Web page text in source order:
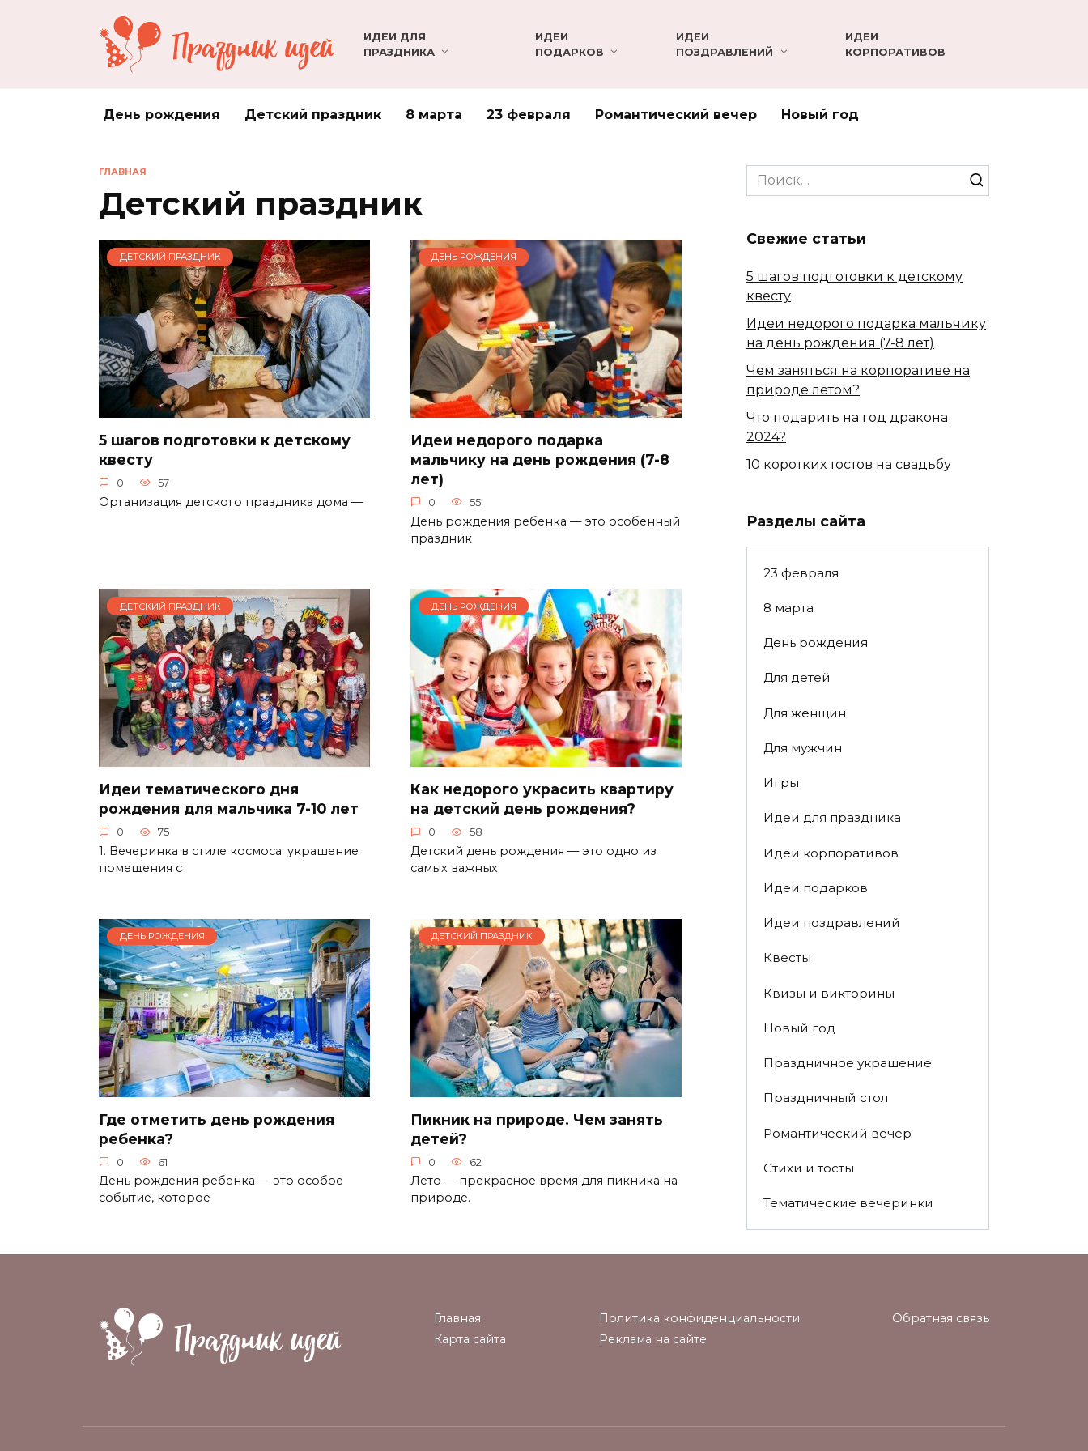
ИДЕИ ДЛЯ
ПРАЗДНИКА
ИДЕИ
ПОДАРКОВ
ИДЕИ
ПОЗДРАВЛЕНИЙ
ИДЕИ
КОРПОРАТИВОВ
День рождения Детский праздник 8 марта 23 февраля Романтический вечер Новый год
ГЛАВНАЯ
Детский праздник
ДЕТСКИЙ ПРАЗДНИК
5 шагов подготовки к детскому
квесту
0 57
Организация детского праздника дома —
ДЕНЬ РОЖДЕНИЯ
Идеи недорого подарка
мальчику на день рождения (7-8
лет)
0 55
День рождения ребенка — это особенный
праздник
ДЕТСКИЙ ПРАЗДНИК
Идеи тематического дня
рождения для мальчика 7-10 лет
0 75
1. Вечеринка в стиле космоса: украшение
помещения с
ДЕНЬ РОЖДЕНИЯ
Как недорого украсить квартиру
на детский день рождения?
0 58
Детский день рождения — это одно из
самых важных
ДЕНЬ РОЖДЕНИЯ
Где отметить день рождения
ребенка?
0 61
День рождения ребенка — это особое
событие, которое
ДЕТСКИЙ ПРАЗДНИК
Пикник на природе. Чем занять
детей?
0 62
Лето — прекрасное время для пикника на
природе.
Search
for:
Свежие статьи
5 шагов подготовки к детскому
квесту
Идеи недорого подарка мальчику
на день рождения (7-8 лет)
Чем заняться на корпоративе на
природе летом?
Что подарить на год дракона
2024?
10 коротких тостов на свадьбу
Разделы сайта
23 февраля
8 марта
День рождения
Для детей
Для женщин
Для мужчин
Игры
Идеи для праздника
Идеи корпоративов
Идеи подарков
Идеи поздравлений
Квесты
Квизы и викторины
Новый год
Праздничное украшение
Праздничный стол
Романтический вечер
Стихи и тосты
Тематические вечеринки
Главная
Карта сайта
Политика конфиденциальности
Реклама на сайте
Обратная связь